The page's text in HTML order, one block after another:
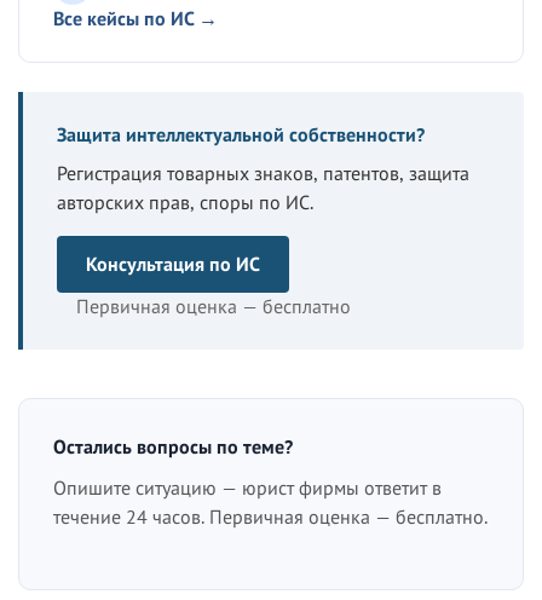
Все кейсы по ИС →
Защита интеллектуальной собственности?
Регистрация товарных знаков, патентов, защита
авторских прав, споры по ИС.
Консультация по ИС
Первичная оценка — бесплатно
Остались вопросы по теме?
Опишите ситуацию — юрист фирмы ответит в
течение 24 часов. Первичная оценка — бесплатно.